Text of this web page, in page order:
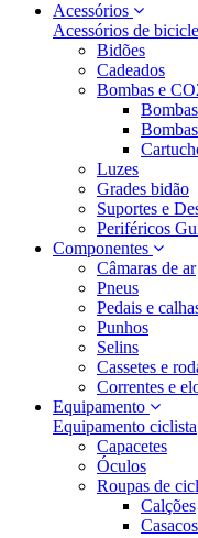
Acessórios
Acessórios de
Bidões
Cadeados
Bombas e
Luzes
Grades bidão
Suportes e
Periféricos
Componentes
Câmaras de ar
Pneus
Pedais e
Punhos
Selins
Cassetes e
Correntes e
Equipamento
Equipamento ciclista
Capacetes
Óculos
Roupas de
Calções